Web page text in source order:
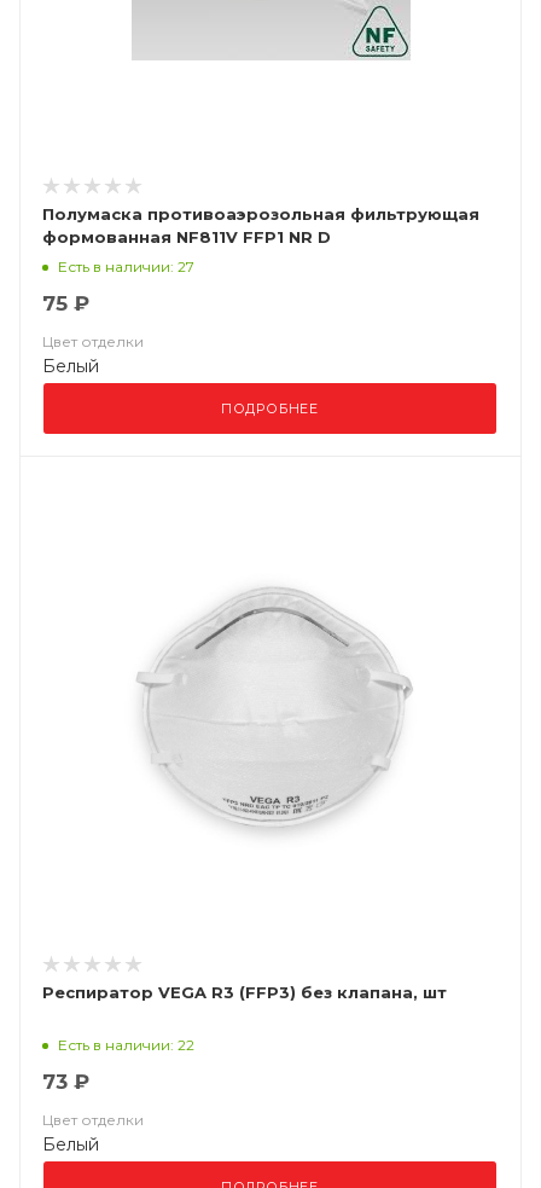
Полумаска противоаэрозольная фильтрующая
формованная NF811V FFP1 NR D
Есть в наличии: 27
75 ₽
Цвет отделки
Белый
ПОДРОБНЕЕ
Респиратор VEGA R3 (FFP3) без клапана, шт
Есть в наличии: 22
73 ₽
Цвет отделки
Белый